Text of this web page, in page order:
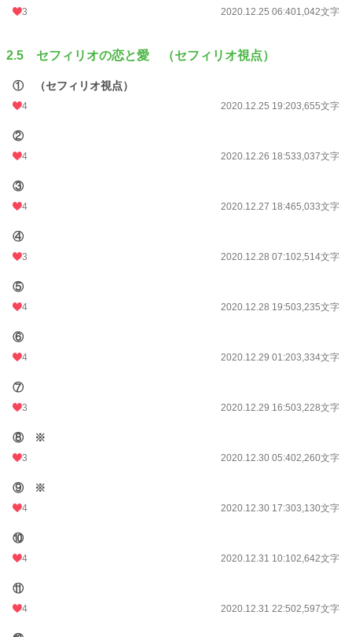
3 2020.12.25 06:401,042文字
2.5 セフィリオの恋と愛 （セフィリオ視点）
① （セフィリオ視点）
4 2020.12.25 19:203,655文字
②
4 2020.12.26 18:533,037文字
③
4 2020.12.27 18:465,033文字
④
3 2020.12.28 07:102,514文字
⑤
4 2020.12.28 19:503,235文字
⑥
4 2020.12.29 01:203,334文字
⑦
3 2020.12.29 16:503,228文字
⑧ ※
3 2020.12.30 05:402,260文字
⑨ ※
4 2020.12.30 17:303,130文字
⑩
4 2020.12.31 10:102,642文字
⑪
4 2020.12.31 22:502,597文字